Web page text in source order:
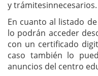
y trámitesinnecesarios.
En cuanto al listado
lo podrán acceder
con un certificado
caso también lo
anuncios del centro